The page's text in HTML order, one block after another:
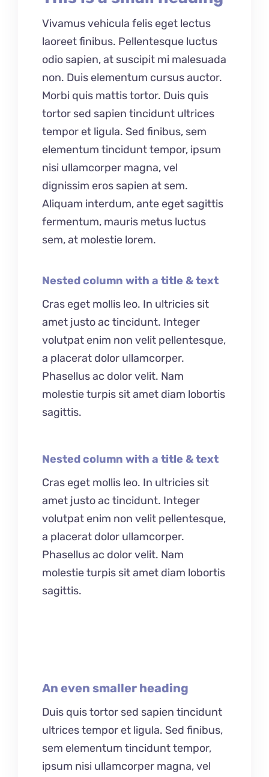
Vivamus vehicula felis eget lectus
laoreet finibus. Pellentesque luctus
odio sapien, at suscipit mi malesuada
non. Duis elementum cursus auctor.
Morbi quis mattis tortor. Duis quis
tortor sed sapien tincidunt ultrices
tempor et ligula. Sed finibus, sem
elementum tincidunt tempor, ipsum
nisi ullamcorper magna, vel
dignissim eros sapien at sem.
Aliquam interdum, ante eget sagittis
fermentum, mauris metus luctus
sem, at molestie lorem.
Nested column with a title & text
Cras eget mollis leo. In ultricies sit
amet justo ac tincidunt. Integer
volutpat enim non velit pellentesque,
a placerat dolor ullamcorper.
Phasellus ac dolor velit. Nam
molestie turpis sit amet diam lobortis
sagittis.
Nested column with a title & text
Cras eget mollis leo. In ultricies sit
amet justo ac tincidunt. Integer
volutpat enim non velit pellentesque,
a placerat dolor ullamcorper.
Phasellus ac dolor velit. Nam
molestie turpis sit amet diam lobortis
sagittis.
An even smaller heading
Duis quis tortor sed sapien tincidunt
ultrices tempor et ligula. Sed finibus,
sem elementum tincidunt tempor,
ipsum nisi ullamcorper magna, vel